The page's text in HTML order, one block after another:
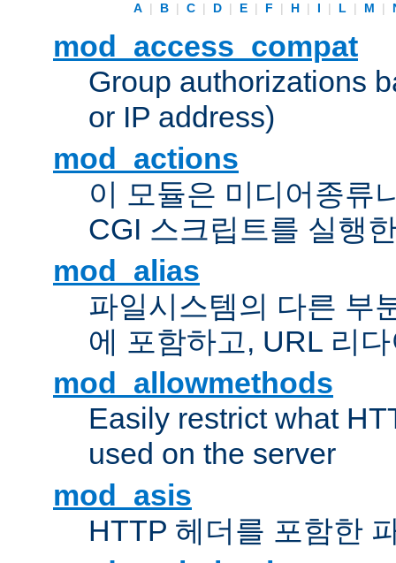
A | B | C | D | E | F | H | I | L | M |
mod_access_compat
Group authorizations
or IP address)
mod_actions
이 모듈은 미디어종류
CGI 스크립트를 실행
mod_alias
파일시스템의 다른 부
에 포함하고, URL 리
mod_allowmethods
Easily restrict what
used on the server
mod_asis
HTTP 헤더를 포함한